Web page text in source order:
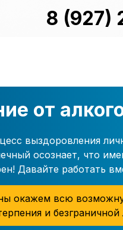
8 (927)
от
выздоровления
осознает, что
Давайте работать
окажем всю
и